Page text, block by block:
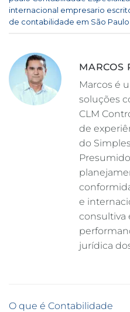
internacional empresario
de contabilidade em São Paulo
MARCOS
Marcos é
soluções
CLM
de
do
e
consultiva
jurídica
O que é Contabilidade